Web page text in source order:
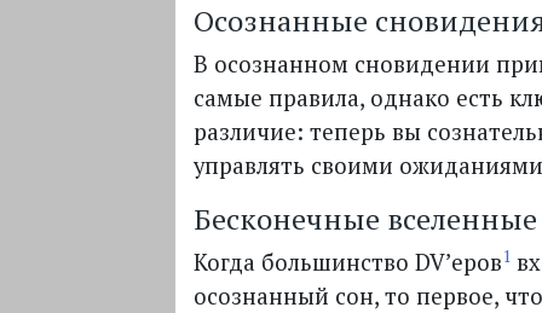
Осознанные
В осознанном сновидении
самые правила, однако есть
различие: теперь вы
управлять своими
Бесконечные вселенные
Когда большинство DV’еров1
осознанный сон, то первое,